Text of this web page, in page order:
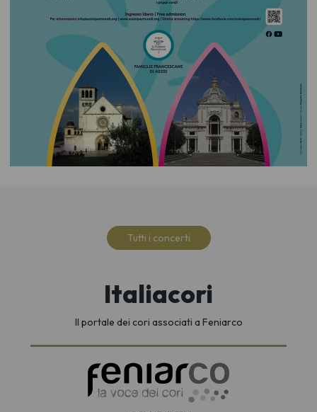
Tutti i concerti
Italiacori
Il portale dei cori associati a Feniarco